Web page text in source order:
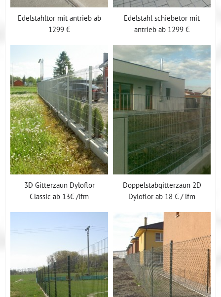
Edelstahltor mit antrieb ab
1299 €
Edelstahl schiebetor mit
antrieb ab 1299 €
3D Gitterzaun Dyloflor
Classic ab 13€ /lfm
Doppelstabgitterzaun 2D
Dyloflor ab 18 € / lfm